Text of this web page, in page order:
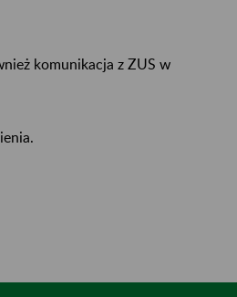
komunikacja z ZUS w